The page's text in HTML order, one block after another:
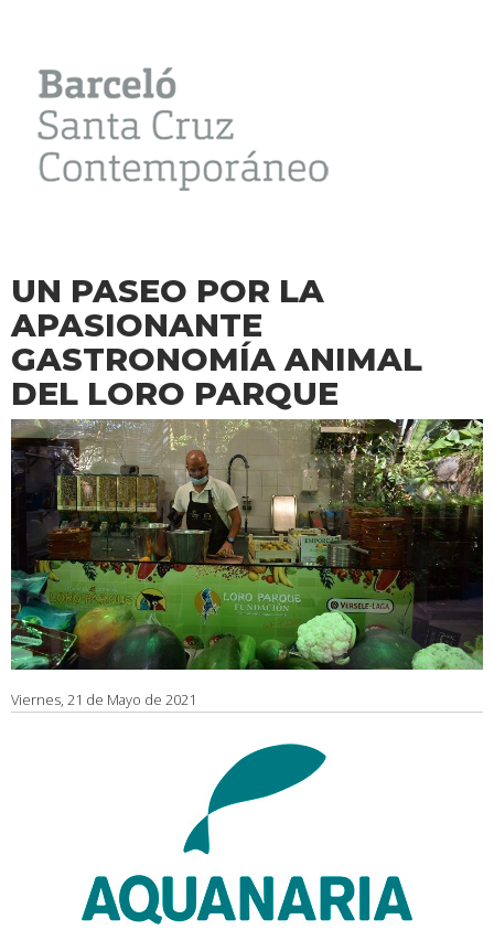
UN PASEO POR LA
APASIONANTE
GASTRONOMÍA ANIMAL
DEL LORO PARQUE
Viernes, 21 de Mayo de 2021